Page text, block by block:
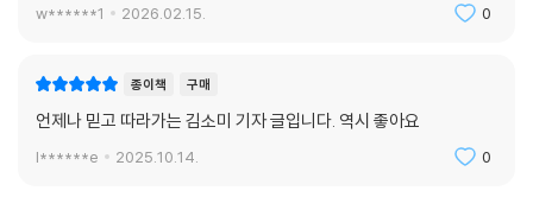
때문이라고 답한다. 효율을 중시하는 이 시대에 굳이 극장에 가서 꼼짝없
그럼에도 불구하고 여전히 영화를 보러 극장에 가는 ‘시대에 뒤처진’ 이들
에게 『불이 켜지기 전에』는 속 깊은 대화 상대가 되어줄 것이다.
w******1 2026.02.15. 0
종이책 구매
언제나 믿고 따라가는 김소미 기자 글입니다. 역시 좋아요
l******e 2025.10.14. 0